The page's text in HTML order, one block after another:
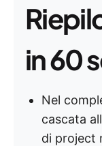
in 60
Nel
cascata
di project